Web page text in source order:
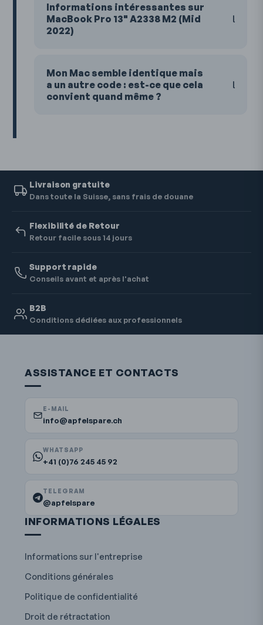
Informations intéressantes sur
MacBook Pro 13" A2338 M2 (Mid
2022)
Mon Mac semble identique mais
a un autre code : est-ce que cela
convient quand même ?
Livraison gratuite
Dans toute la Suisse, sans frais de douane
Flexibilité de Retour
Retour facile sous 14 jours
Support rapide
Conseils avant et après l'achat
B2B
Conditions dédiées aux professionnels
ASSISTANCE ET CONTACTS
E-MAIL
info@apfelspare.ch
WHATSAPP
+41 (0)76 245 45 92
TELEGRAM
@apfelspare
INFORMATIONS LÉGALES
Informations sur l'entreprise
Conditions générales
Politique de confidentialité
Droit de rétractation